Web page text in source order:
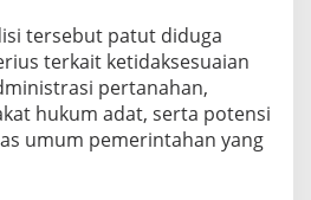
tersebut patut diduga
terkait ketidaksesuaian
pertanahan,
hukum adat, serta potensi
umum pemerintahan yang